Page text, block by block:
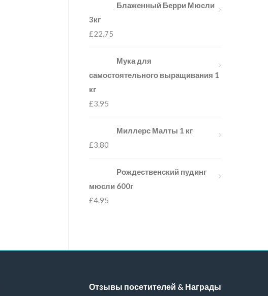
Блаженный Берри Мюсли
3кг
£22.75
Мука для
самостоятельного выращивания 1
кг
£3.95
Миллерс Малты 1 кг
£3.80
Рождественский пудинг
мюсли 600г
£4.95
Отзывы посетителей & Награды